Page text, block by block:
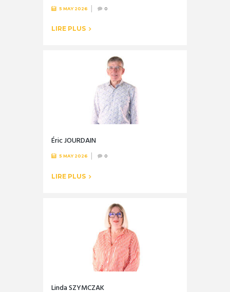
5 MAY 2026 0
LIRE PLUS
Éric JOURDAIN
5 MAY 2026 0
LIRE PLUS
Linda SZYMCZAK